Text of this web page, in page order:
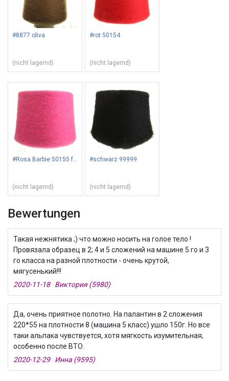
#8877 oliva
(nicht lagernd)
#rot 50154
(nicht lagernd)
#Rosa Barbie 50155 fuchsia
(nicht lagernd)
#schwarz 99999
(nicht lagernd)
Bewertungen
Такая нежнятика ;) что можно носить на голое тело !
Провязала образец в 2; 4 и 5 сложений на машине 5 го и 3
го класса на разной плотности - очень крутой,
мягусенький!!!
2020-11-18 Виктория (5980)
Да, очень приятное полотно. На палантин в 2 сложения
220*55 на плотности 8 (машина 5 класс) ушло 150г. Но все
таки альпака чувствуется, хотя мягкость изумительная,
особенно после ВТО.
2020-12-29 Инна (9595)